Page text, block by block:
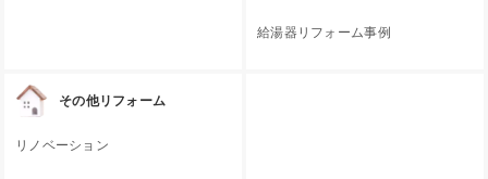
給湯器リフォーム事例
その他リフォーム
リノベーション